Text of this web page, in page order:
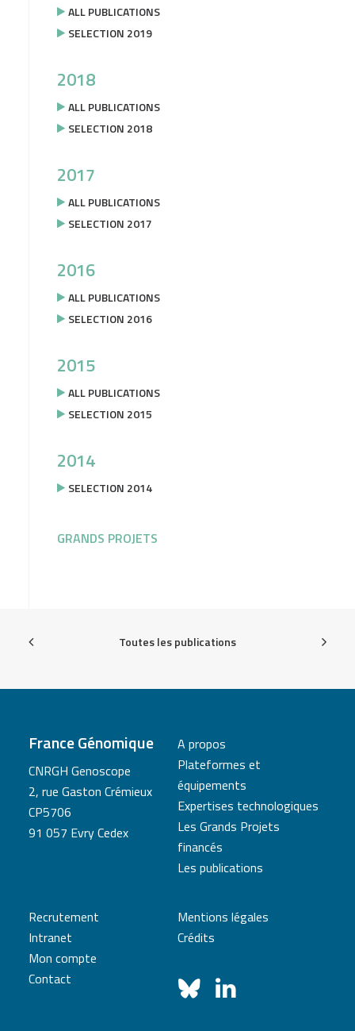
ALL PUBLICATIONS
SELECTION 2019
2018
ALL PUBLICATIONS
SELECTION 2018
2017
ALL PUBLICATIONS
SELECTION 2017
2016
ALL PUBLICATIONS
SELECTION 2016
2015
ALL PUBLICATIONS
SELECTION 2015
2014
SELECTION 2014
GRANDS PROJETS
Toutes les publications
France Génomique
CNRGH Genoscope
2, rue Gaston Crémieux
CP5706
91 057 Evry Cedex
A propos
Plateformes et
équipements
Expertises technologiques
Les Grands Projets
financés
Les publications
Recrutement
Intranet
Mon compte
Contact
Mentions légales
Crédits